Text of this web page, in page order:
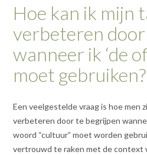
Hoe kan ik mijn
verbeteren
wanneer ik ‘de
moet gebruiken?
Een veelgestelde vraag is hoe men
verbeteren door te begrijpen
woord “cultuur” moet worden
vertrouwd te raken met de context